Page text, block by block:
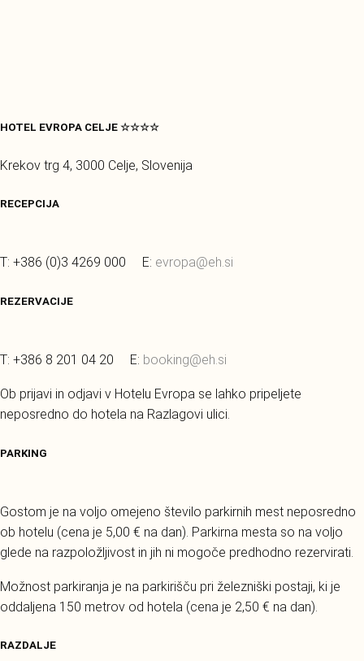
HOTEL EVROPA CELJE ☆☆☆☆
Krekov trg 4, 3000 Celje, Slovenija
RECEPCIJA
T: +386 (0)3 4269 000 E: evropa@eh.si
REZERVACIJE
T: +386 8 201 04 20 E: booking@eh.si
Ob prijavi in odjavi v Hotelu Evropa se lahko pripeljete
neposredno do hotela na Razlagovi ulici.
PARKING
Gostom je na voljo omejeno število parkirnih mest neposredno
ob hotelu (cena je 5,00 € na dan). Parkirna mesta so na voljo
glede na razpoložljivost in jih ni mogoče predhodno rezervirati.
Možnost parkiranja je na parkirišču pri železniški postaji, ki je
oddaljena 150 metrov od hotela (cena je 2,50 € na dan).
RAZDALJE